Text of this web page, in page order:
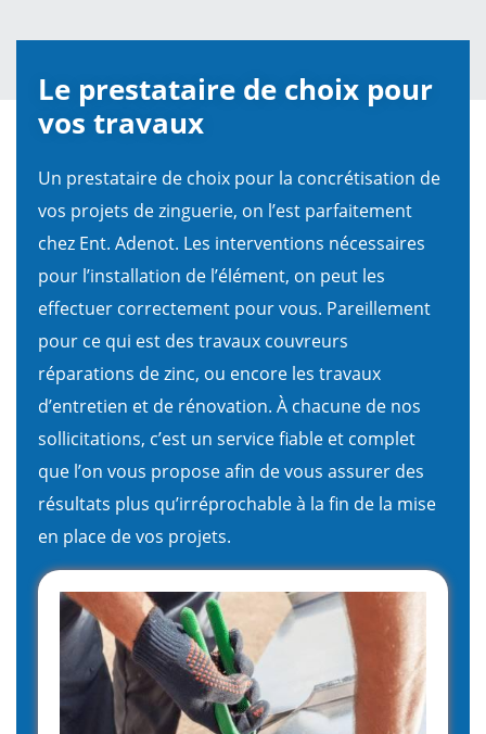
Le prestataire de choix pour
vos travaux
Un prestataire de choix pour la concrétisation de
vos projets de zinguerie, on l’est parfaitement
chez Ent. Adenot. Les interventions nécessaires
pour l’installation de l’élément, on peut les
effectuer correctement pour vous. Pareillement
pour ce qui est des travaux couvreurs
réparations de zinc, ou encore les travaux
d’entretien et de rénovation. À chacune de nos
sollicitations, c’est un service fiable et complet
que l’on vous propose afin de vous assurer des
résultats plus qu’irréprochable à la fin de la mise
en place de vos projets.